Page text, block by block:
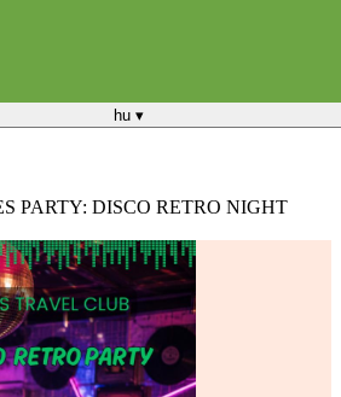
hu ▾
PARTY: DISCO RETRO NIGHT